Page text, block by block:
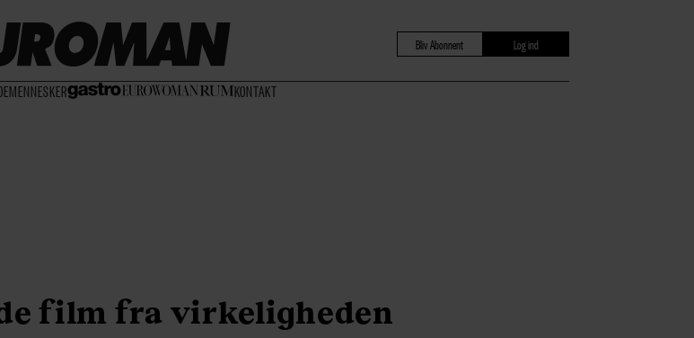
MENNESKER KONTAKT
Bliv Abonnent Log ind
film fra virkeligheden